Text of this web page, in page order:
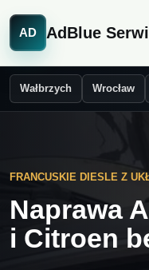
AD AdBlue
Wałbrzych Wrocław
FRANCUSKIE DIESLE Z
Naprawa
i Citroen